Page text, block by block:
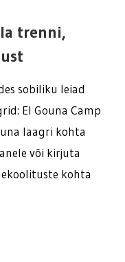
trenni,
sobiliku leiad
El Gouna Camp
laagri kohta
või kirjuta
kohta